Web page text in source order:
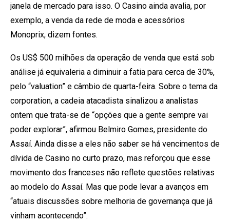
janela de mercado para isso. O Casino ainda avalia, por
exemplo, a venda da rede de moda e acessórios
Monoprix, dizem fontes.
Os US$ 500 milhões da operação de venda que está sob
análise já equivaleria a diminuir a fatia para cerca de 30%,
pelo “valuation” e câmbio de quarta-feira. Sobre o tema da
corporation, a cadeia atacadista sinalizou a analistas
ontem que trata-se de “opções que a gente sempre vai
poder explorar”, afirmou Belmiro Gomes, presidente do
Assaí. Ainda disse a eles não saber se há vencimentos de
dívida de Casino no curto prazo, mas reforçou que esse
movimento dos franceses não reflete questões relativas
ao modelo do Assaí. Mas que pode levar a avanços em
“atuais discussões sobre melhoria de governança que já
vinham acontecendo”.